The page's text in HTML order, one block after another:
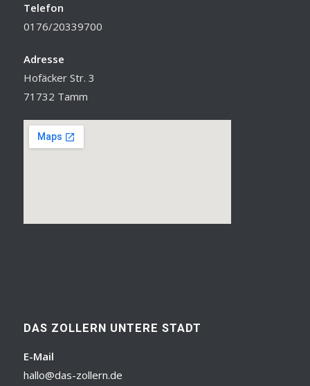
Telefon
0176/20339700
Adresse
Hofäcker Str. 3
71732 Tamm
DAS ZOLLERN UNTERE STADT
E-Mail
hallo@das-zollern.de